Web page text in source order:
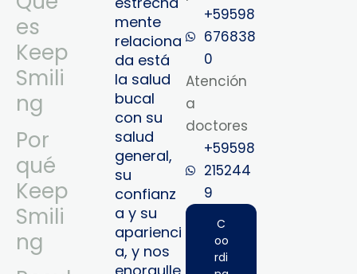
es
Keep
Smili
ng
Por
qué
Keep
Smili
ng
mente
relaciona
da está
la salud
bucal
con su
salud
general,
su
confianz
a y su
aparienci
a, y nos
+59598
676838
0
Atención
a
doctores
+59598
215244
9‬
C
oo
rdi